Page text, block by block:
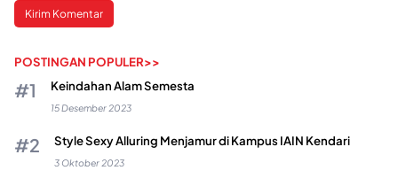
POSTINGAN POPULER>>
Keindahan Alam Semesta
15 Desember 2023
Style Sexy Alluring Menjamur di Kampus IAIN Kendari
3 Oktober 2023